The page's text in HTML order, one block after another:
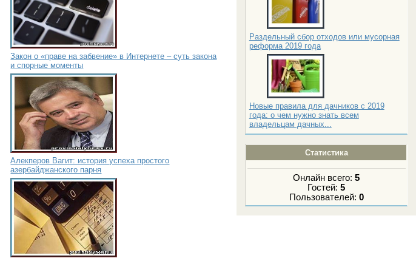
Раздельный сбор отходов или мусорная
реформа 2019 года
Новые правила для дачников с 2019
года: о чем нужно знать всем
владельцам дачных...
Статистика
Онлайн всего:5
Гостей:5
Пользователей: 0
Закон о «праве на забвение» в Интернете – суть закона
и спорные моменты
Алекперов Вагит: история успеха простого
азербайджанского парня